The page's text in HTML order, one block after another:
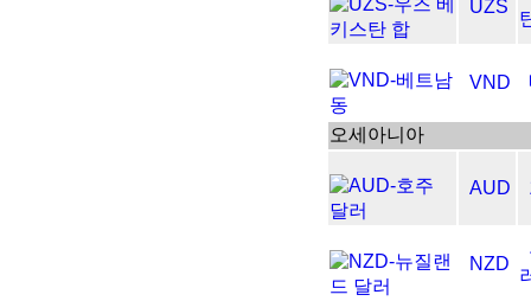
UZS
VND
오세아니아
AUD
NZD